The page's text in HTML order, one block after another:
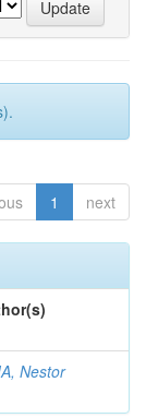
1 next
Nestor